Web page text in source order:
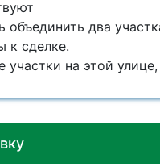
объединить два
к сделке.
участки на этой